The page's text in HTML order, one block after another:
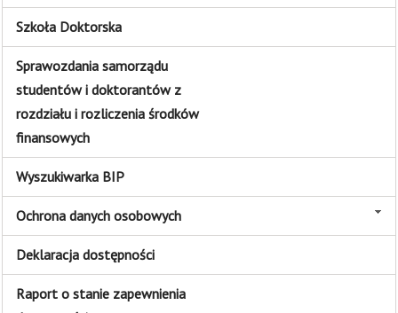
Szkoła Doktorska
Sprawozdania samorządu
studentów i doktorantów z
rozdziału i rozliczenia środków
finansowych
Wyszukiwarka BIP
Ochrona danych osobowych
Deklaracja dostępności
Raport o stanie zapewnienia